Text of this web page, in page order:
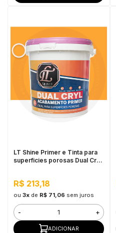
LT Shine Primer e Tinta para
superficies porosas Dual Cryl
R$ 213,18
ou 3xde R$ 71,06 sem juros
- +
ADICIONAR